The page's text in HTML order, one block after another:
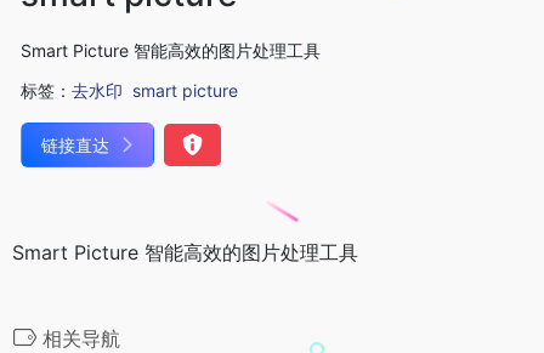
Smart Picture 智能高效的图片处理工具
标签： 去水印 smart picture
链接直达
Smart Picture 智能高效的图片处理工具
相关导航